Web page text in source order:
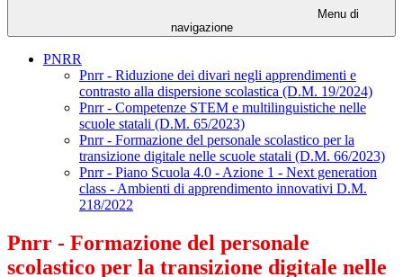
Menu di
navigazione
PNRR
Pnrr - Riduzione dei divari negli apprendimenti e
contrasto alla dispersione scolastica (D.M. 19/2024)
Pnrr - Competenze STEM e multilinguistiche nelle
scuole statali (D.M. 65/2023)
Pnrr - Formazione del personale scolastico per la
transizione digitale nelle scuole statali (D.M. 66/2023)
Pnrr - Piano Scuola 4.0 - Azione 1 - Next generation
class - Ambienti di apprendimento innovativi D.M.
218/2022
Pnrr - Formazione del personale
scolastico per la transizione digitale nelle